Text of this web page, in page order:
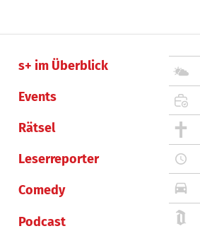
s+ im Überblick
Events
Rätsel
Leserreporter
Comedy
Podcast